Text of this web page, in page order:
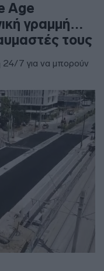
Age
γραμμή…
τους
24/7 για να μπορούν